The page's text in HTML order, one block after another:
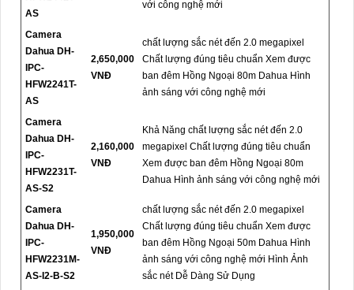
AS
với công nghệ mới
Camera
Dahua DH-
IPC-
HFW2241T-
AS
2,650,000
VNĐ
chất lượng sắc nét đến 2.0 megapixel
Chất lượng đúng tiêu chuẩn Xem được
ban đêm Hồng Ngoại 80m Dahua Hình
ảnh sáng với công nghệ mới
Camera
Dahua DH-
IPC-
HFW2231T-
AS-S2
2,160,000
VNĐ
Khả Năng chất lượng sắc nét đến 2.0
megapixel Chất lượng đúng tiêu chuẩn
Xem được ban đêm Hồng Ngoại 80m
Dahua Hình ảnh sáng với công nghệ mới
Camera
Dahua DH-
IPC-
HFW2231M-
AS-I2-B-S2
1,950,000
VNĐ
chất lượng sắc nét đến 2.0 megapixel
Chất lượng đúng tiêu chuẩn Xem được
ban đêm Hồng Ngoại 50m Dahua Hình
ảnh sáng với công nghệ mới Hình Ảnh
sắc nét Dễ Dàng Sử Dụng